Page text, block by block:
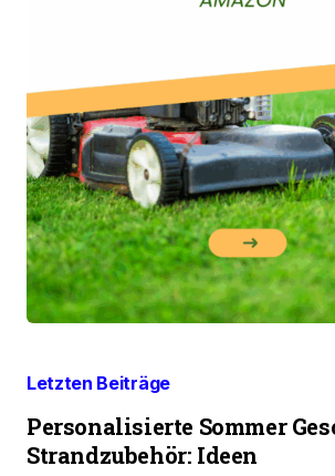
Letzten Beiträge
Personalisierte Sommer
Strandzubehör: Ideen